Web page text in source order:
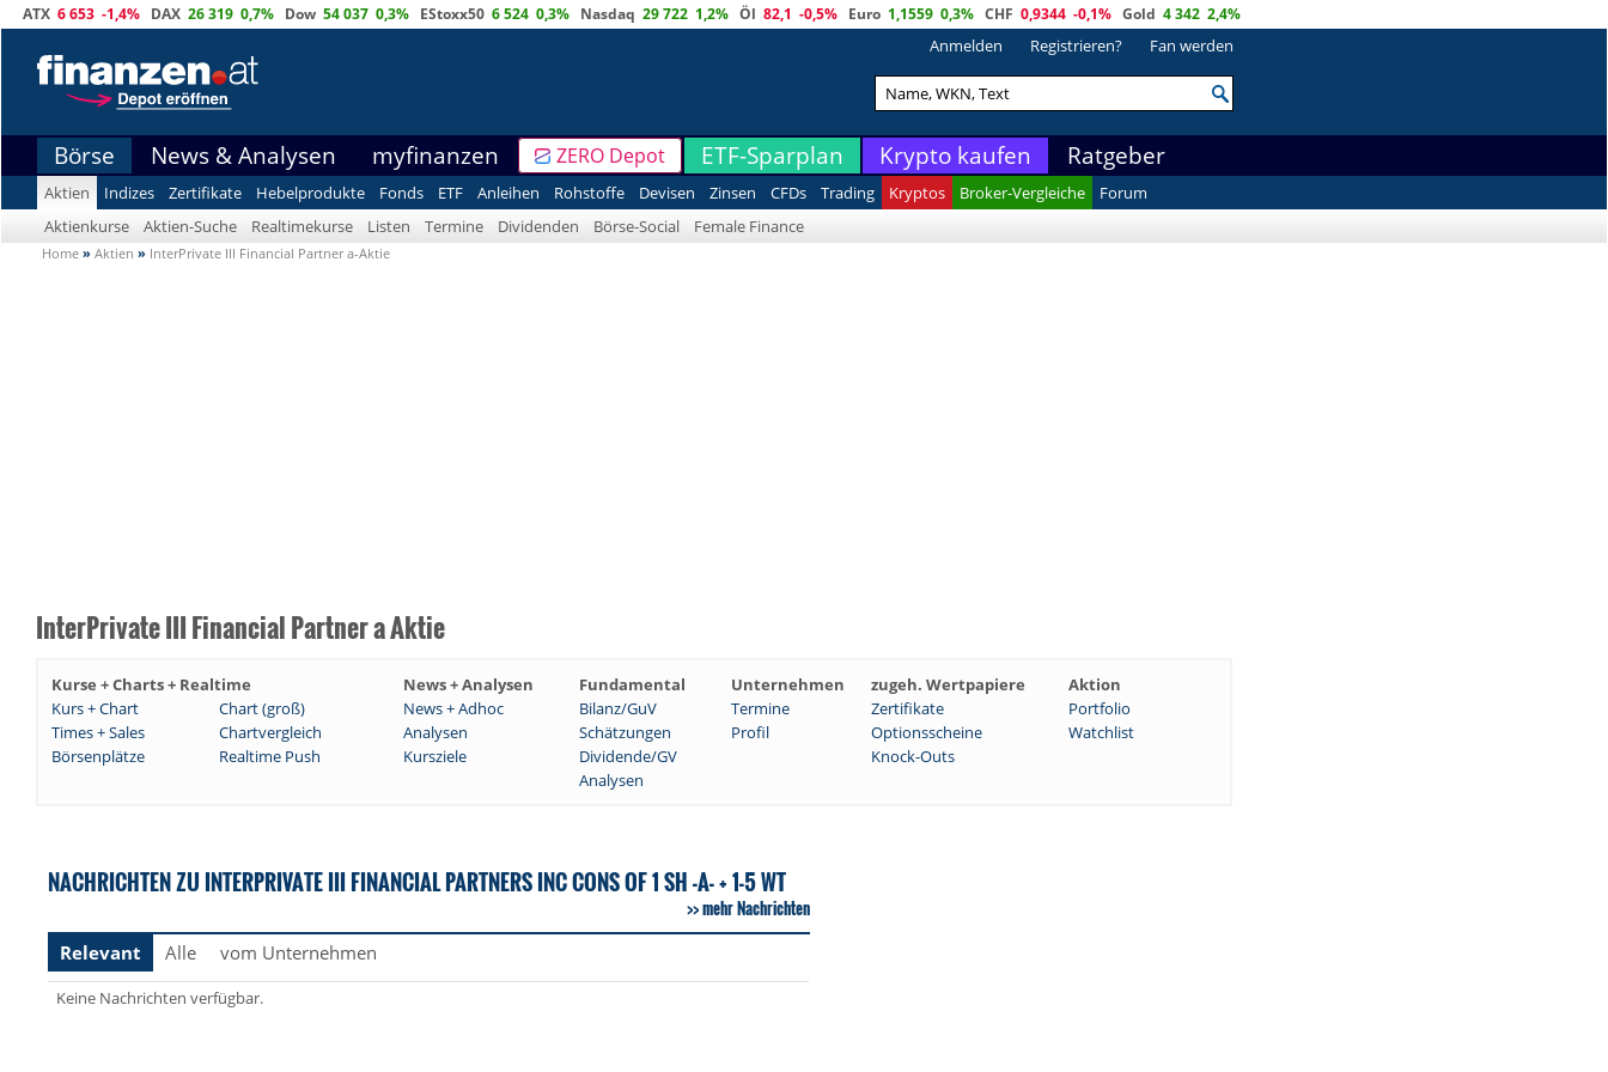
ATX 6 653 -1,4% DAX 26 319 0,7% Dow 54 037 0,3% EStoxx50 6 524 0,3% Nasdaq 29 722 1,2% Öl 82,1 -0,5% Euro 1,1559 0,3% CHF 0,9344 -0,1% Gold 4 342 2,4%
Anmelden Registrieren? Fan werden
Börse News & Analysen myfinanzen ZERO Depot ETF-Sparplan Krypto kaufen Ratgeber
Aktien Indizes Zertifikate Hebelprodukte Fonds ETF Anleihen Rohstoffe Devisen Zinsen CFDs Trading Kryptos Broker-Vergleiche
Forum
Aktienkurse
Aktien-Suche Realtimekurse Listen Termine Dividenden Börse-Social Female Finance
Home » Aktien » InterPrivate III Financial Partner a-Aktie
InterPrivate III Financial Partner a Aktie
Kurse + Charts + Realtime News + Analysen Fundamental Unternehmen zugeh. Wertpapiere
Aktion
Kurs + Chart
Chart (groß) News + Adhoc Bilanz/GuV Termine Zertifikate
Portfolio
Times + Sales
Chartvergleich Analysen Schätzungen Profil Optionsscheine
Watchlist
Börsenplätze
Realtime Push Kursziele Dividende/GV
Knock-Outs
Analysen
NACHRICHTEN ZU INTERPRIVATE III FINANCIAL PARTNERS INC CONS OF 1 SH -A- + 1-5 WT
mehr Nachrichten
Relevant
Alle vom Unternehmen
Keine Nachrichten verfügbar.